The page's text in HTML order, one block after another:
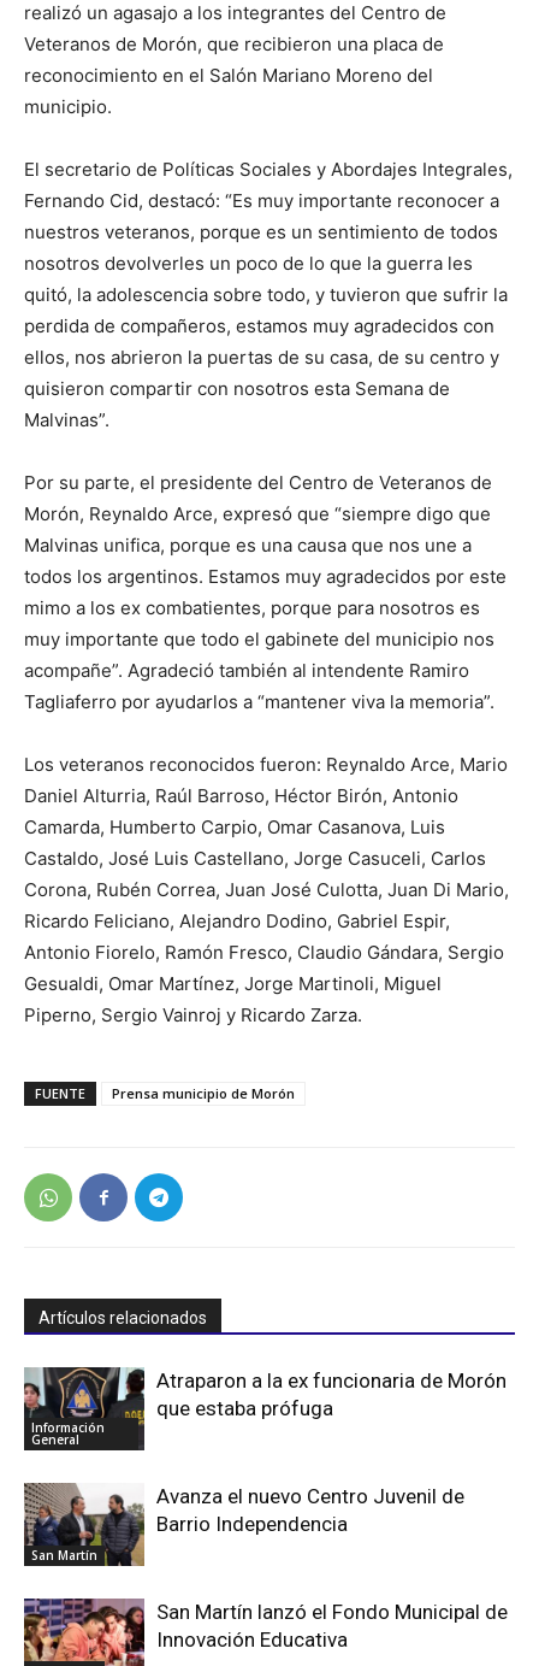
realizó un agasajo a los integrantes del Centro de
Veteranos de Morón, que recibieron una placa de
reconocimiento en el Salón Mariano Moreno del
municipio.
El secretario de Políticas Sociales y Abordajes Integrales,
Fernando Cid, destacó: “Es muy importante reconocer a
nuestros veteranos, porque es un sentimiento de todos
nosotros devolverles un poco de lo que la guerra les
quitó, la adolescencia sobre todo, y tuvieron que sufrir la
perdida de compañeros, estamos muy agradecidos con
ellos, nos abrieron la puertas de su casa, de su centro y
quisieron compartir con nosotros esta Semana de
Malvinas”.
Por su parte, el presidente del Centro de Veteranos de
Morón, Reynaldo Arce, expresó que “siempre digo que
Malvinas unifica, porque es una causa que nos une a
todos los argentinos. Estamos muy agradecidos por este
mimo a los ex combatientes, porque para nosotros es
muy importante que todo el gabinete del municipio nos
acompañe”. Agradeció también al intendente Ramiro
Tagliaferro por ayudarlos a “mantener viva la memoria”.
Los veteranos reconocidos fueron: Reynaldo Arce, Mario
Daniel Alturria, Raúl Barroso, Héctor Birón, Antonio
Camarda, Humberto Carpio, Omar Casanova, Luis
Castaldo, José Luis Castellano, Jorge Casuceli, Carlos
Corona, Rubén Correa, Juan José Culotta, Juan Di Mario,
Ricardo Feliciano, Alejandro Dodino, Gabriel Espir,
Antonio Fiorelo, Ramón Fresco, Claudio Gándara, Sergio
Gesualdi, Omar Martínez, Jorge Martinoli, Miguel
Piperno, Sergio Vainroj y Ricardo Zarza.
FUENTE Prensa municipio de Morón
Artículos relacionados
Información
General
Atraparon a la ex funcionaria de Morón
que estaba prófuga
San Martín
Avanza el nuevo Centro Juvenil de
Barrio Independencia
San Martín lanzó el Fondo Municipal de
Innovación Educativa